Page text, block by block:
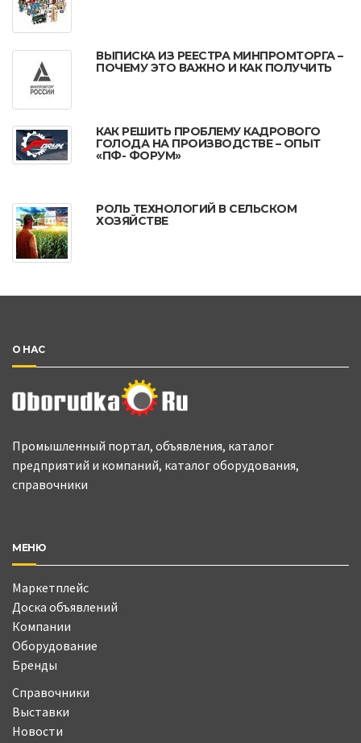
ВЫПИСКА ИЗ РЕЕСТРА МИНПРОМТОРГА –
ПОЧЕМУ ЭТО ВАЖНО И КАК ПОЛУЧИТЬ
КАК РЕШИТЬ ПРОБЛЕМУ КАДРОВОГО
ГОЛОДА НА ПРОИЗВОДСТВЕ – ОПЫТ
«ПФ- ФОРУМ»
РОЛЬ ТЕХНОЛОГИЙ В СЕЛЬСКОМ
ХОЗЯЙСТВЕ
О НАС
Промышленный портал, объявления, каталог
предприятий и компаний, каталог оборудования,
справочники
МЕНЮ
Маркетплейс
Доска объявлений
Компании
Оборудование
Бренды
Справочники
Выставки
Новости